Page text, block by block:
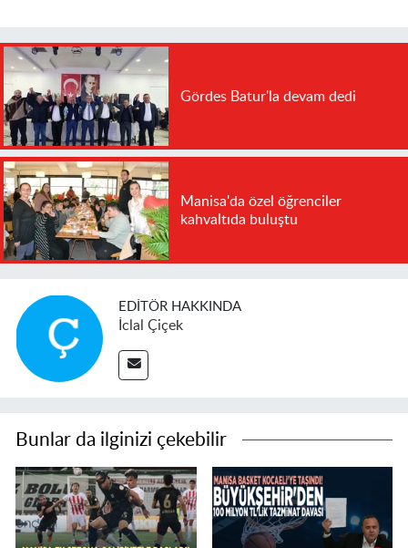
Gördes Batur'la devam dedi
Manisa'da özel öğrenciler
kahvaltıda buluştu
EDITÖR HAKKINDA
İclal Çiçek
Bunlar da ilginizi çekebilir